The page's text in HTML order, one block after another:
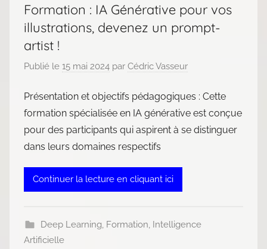
Formation : IA Générative pour vos
illustrations, devenez un prompt-
artist !
Publié le 15 mai 2024 par Cédric Vasseur
Présentation et objectifs pédagogiques : Cette
formation spécialisée en IA générative est conçue
pour des participants qui aspirent à se distinguer
dans leurs domaines respectifs
Continuer la lecture en cliquant ici
Deep Learning, Formation, Intelligence
Artificielle